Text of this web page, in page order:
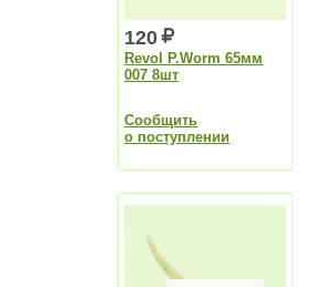
120
Revol P.Worm 65мм
007 8шт
Сообщить
о поступлении